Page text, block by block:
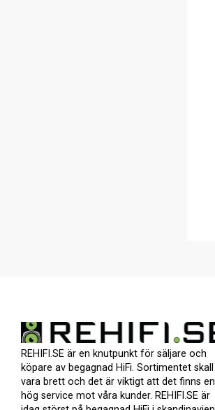
REHIFI.SE är en knutpunkt för säljare och
köpare av begagnad HiFi. Sortimentet skall
vara brett och det är viktigt att det finns en
hög service mot våra kunder. REHIFI.SE är